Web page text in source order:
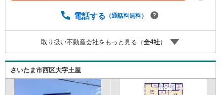
6年7月末実行分まで（審査・要件があります）◇TOHO HO
ートナーが直接ご対応ライフプランニング、かけつけサポ
ート、Club Offプレミアムなど多彩なサービスがございます
電話する （通話料無料）
取り扱い不動産会社をもっと見る（全4社）
さいたま市西区大字土屋